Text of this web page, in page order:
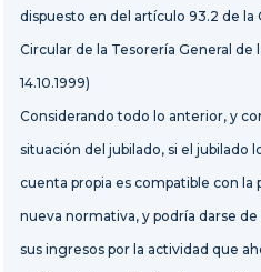
dispuesto en del artículo 93.2 de la
Circular de la Tesorería General de
14.10.1999)
Considerando todo lo anterior, y
situación del jubilado, si el jubilado
cuenta propia es compatible con la
nueva normativa, y podría darse
sus ingresos por la actividad que